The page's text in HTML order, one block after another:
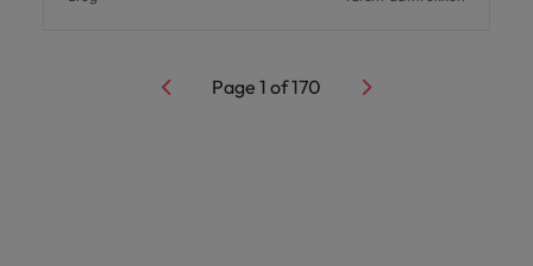
Page 1 of170